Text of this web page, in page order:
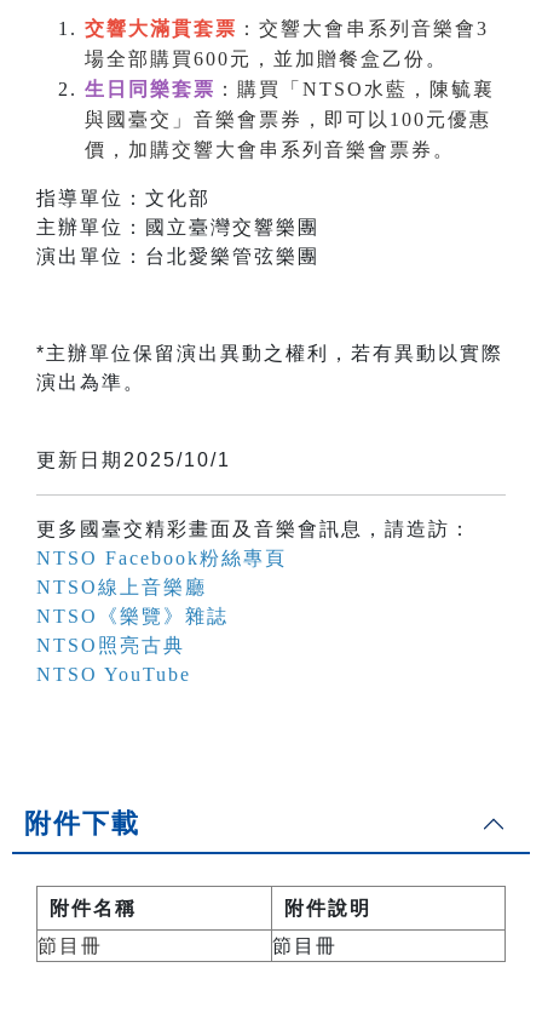
交響大滿貫套票 ：交響大會串系列音樂會3
場全部購買600元，並加贈餐盒乙份 。
生日同樂套票 ：購買「NTSO水藍，陳毓襄
與國臺交」音樂會票券，即可以100元優惠
價，加購交響大會串系列音樂會票券。
指導單位：文化部
主辦單位：國立臺灣交響樂團
演出單位：台北愛樂管弦樂團
*主辦單位保留演出異動之權利，若有異動以實際
演出為準。
更新日期2025/10/1
更多國臺交精彩畫面及音樂會訊息，請造訪：
NTSO Facebook粉絲專頁
NTSO線上音樂廳
NTSO《樂覽》雜誌
NTSO照亮古典
NTSO YouTube
附件下載
附件名稱
附件說明
節目冊
節目冊